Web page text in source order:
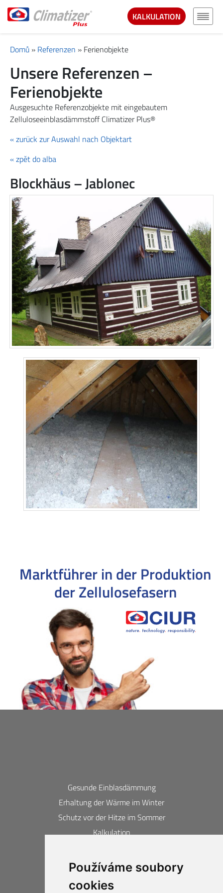
Používáme soubory
cookies
KALKULATION
Domů » Referenzen » Ferienobjekte
Unsere Referenzen –
Ferienobjekte
Ausgesuchte Referenzobjekte mit eingebautem
Zelluloseeinblasdämmstoff Climatizer Plus®
« zurück zur Auswahl nach Objektart
« zpět do alba
Blockhäus – Jablonec
Marktführer in der Produktion
der Zellulosefasern
Gesunde Einblasdämmung
Erhaltung der Wärme im Winter
Schutz vor der Hitze im Sommer
Kalkulation
Erlangte Auszeichnungen und
Zertifikate